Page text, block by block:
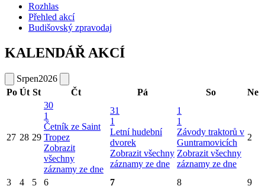
Rozhlas
Přehled akcí
Budišovský zpravodaj
KALENDÁŘ AKCÍ
Srpen2026
Po Út St Čt Pá So Ne
27 28 29
30
1
Četník ze Saint
Tropez
Zobrazit
všechny
záznamy ze dne
31
1
Letní hudební
dvorek
Zobrazit všechny
záznamy ze dne
1
1
Závody traktorů v
Guntramovicích
Zobrazit všechny
záznamy ze dne
2
3 4 5 6 7 8 9